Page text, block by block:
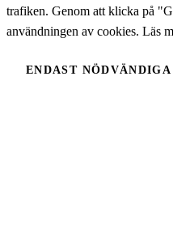
trafiken. Genom att klicka på
användningen av cookies. Läs
ENDAST NÖDVÄNDIGA